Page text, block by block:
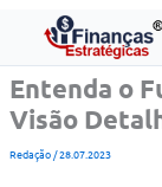
conteúdo
Entenda o
Visão
Redação/28.07.2023